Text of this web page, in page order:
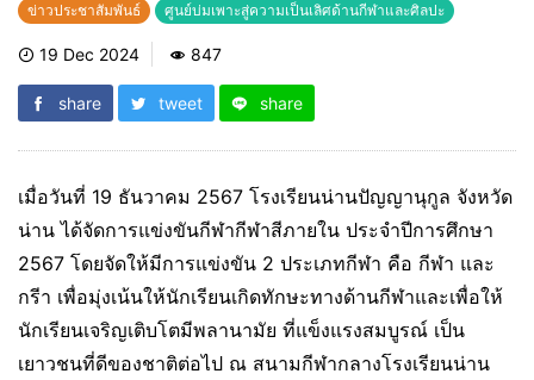
ข่าวประชาสัมพันธ์ ศูนย์บ่มเพาะสู่ความเป็นเลิศด้านกีฬาและศิลปะ
19 Dec 2024 847
share tweet share
เมื่อวันที่ 19 ธันวาคม 2567 โรงเรียนน่านปัญญานุกูล จังหวัด
น่าน ได้จัดการแข่งขันกีฬากีฬาสีภายใน ประจำปีการศึกษา
2567 โดยจัดให้มีการแข่งขัน 2 ประเภทกีฬา คือ กีฬา และ
กรีา เพื่อมุ่งเน้นให้นักเรียนเกิดทักษะทางด้านกีฬาและเพื่อให้
นักเรียนเจริญเติบโตมีพลานามัย ที่แข็งแรงสมบูรณ์ เป็น
เยาวชนที่ดีของชาติต่อไป ณ สนามกีฬากลางโรงเรียนน่าน